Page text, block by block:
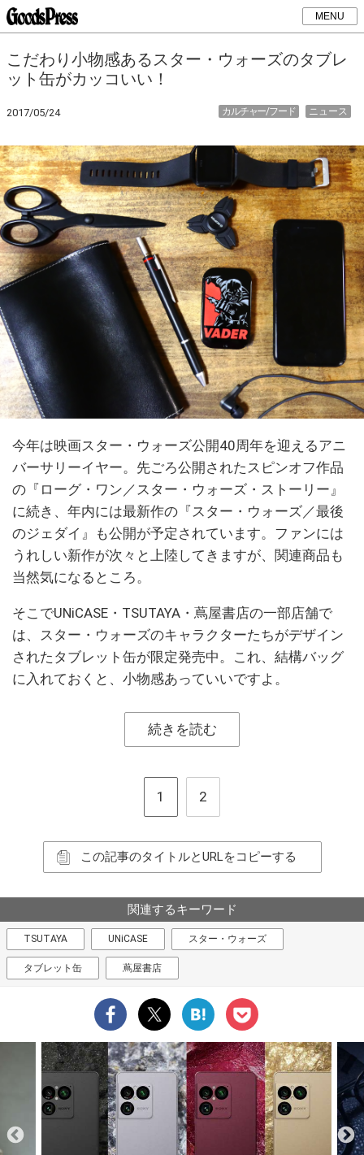
MENU
こだわり小物感あるスター・ウォーズのタブレ
ット缶がカッコいい！
2017/05/24 ニュース
カルチャー/フード
今年は映画スター・ウォーズ公開40周年を迎えるアニ
バーサリーイヤー。先ごろ公開されたスピンオフ作品
の『ローグ・ワン／スター・ウォーズ・ストーリー』
に続き、年内には最新作の『スター・ウォーズ／最後
のジェダイ』も公開が予定されています。ファンには
うれしい新作が次々と上陸してきますが、関連商品も
当然気になるところ。
そこでUNiCASE・TSUTAYA・蔦屋書店の一部店舗で
は、スター・ウォーズのキャラクターたちがデザイン
されたタブレット缶が限定発売中。これ、結構バッグ
に入れておくと、小物感あっていいですよ。
続きを読む
1 2
この記事のタイトルとURLをコピーする
関連するキーワード
TSUTAYA UNiCASE スター・ウォーズ
タブレット缶 蔦屋書店